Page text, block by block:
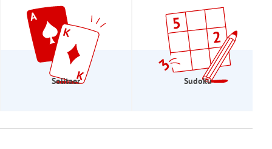
Solitaer Sudoku